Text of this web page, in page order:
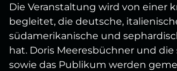
Die Veranstaltung wird von einer
begleitet, die deutsche,
südamerikanische und
hat. Doris Meeresbüchner und die
sowie das Publikum werden